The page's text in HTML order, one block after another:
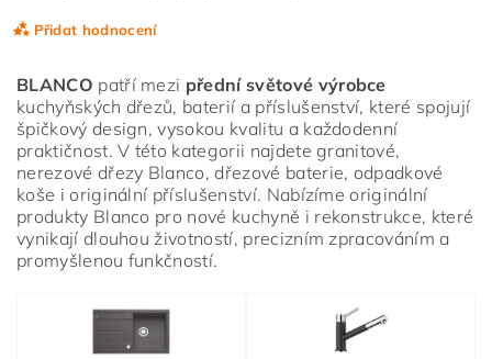
Přidat hodnocení
BLANCO patří mezi přední světové výrobce
kuchyňských dřezů, baterií a příslušenství, které spojují
špičkový design, vysokou kvalitu a každodenní
praktičnost. V této kategorii najdete granitové,
nerezové dřezy Blanco, dřezové baterie, odpadkové
koše i originální příslušenství. Nabízíme originální
produkty Blanco pro nové kuchyně i rekonstrukce, které
vynikají dlouhou životností, precizním zpracováním a
promyšlenou funkčností.